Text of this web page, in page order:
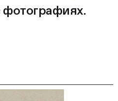
фотографиях.